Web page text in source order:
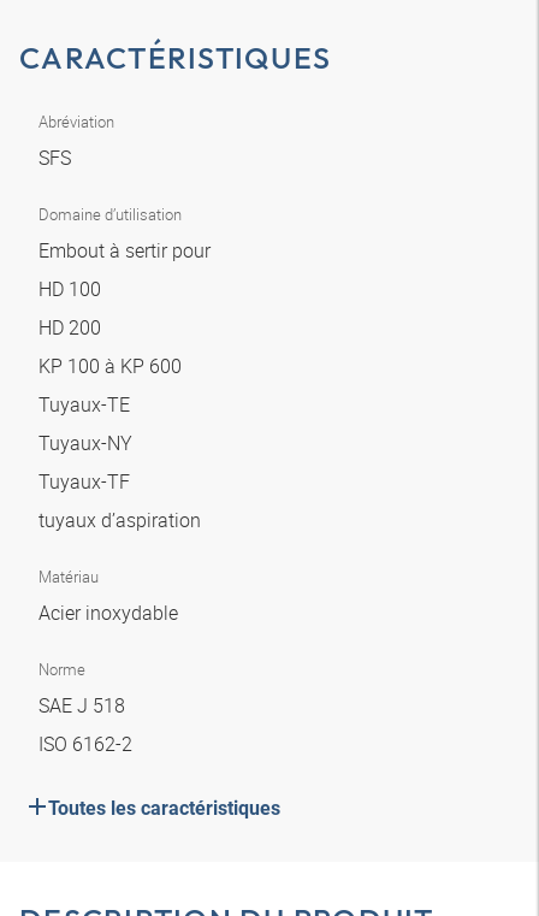
CARACTÉRISTIQUES
Abréviation
SFS
Domaine d’utilisation
Embout à sertir pour
HD 100
HD 200
KP 100 à KP 600
Tuyaux-TE
Tuyaux-NY
Tuyaux-TF
tuyaux d’aspiration
Matériau
Acier inoxydable
Norme
SAE J 518
ISO 6162-2
Toutes les caractéristiques